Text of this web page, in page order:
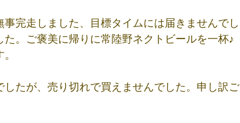
完走しました、目標タイムには届きませんでし
。ご褒美に帰りに常陸野ネクトビールを一杯♪
たが、売り切れで買えませんでした。申し訳ご